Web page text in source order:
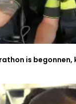
is begonnen,